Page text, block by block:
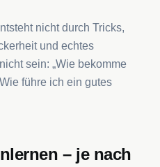
nicht durch Tricks,
und echtes
sein: „Wie bekomme
führe ich ein gutes
– je nach